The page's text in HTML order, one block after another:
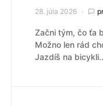
28. júla 2026
Začni tým, čo ťa
Možno len rád
Jazdíš na